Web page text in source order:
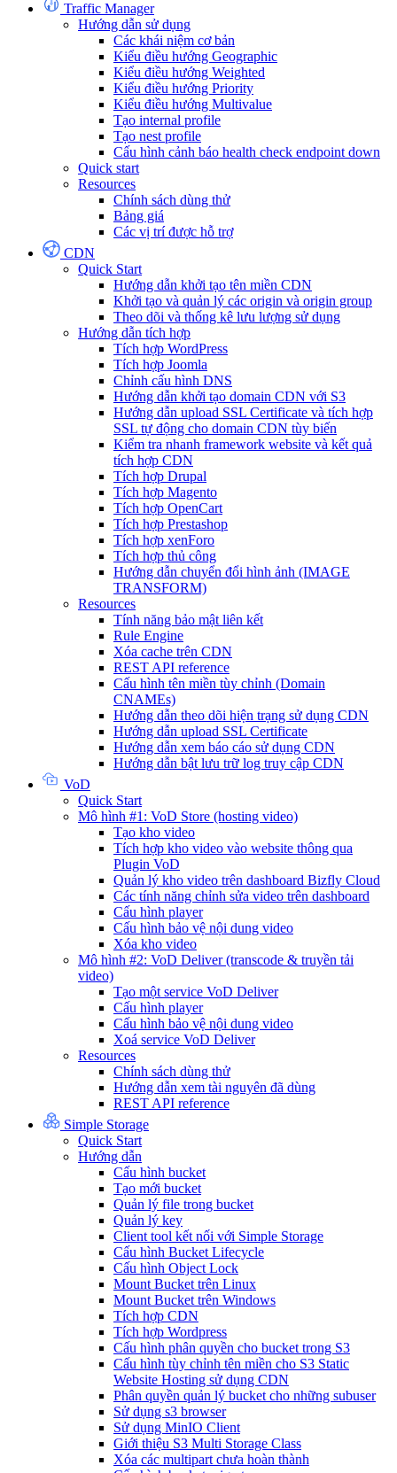
Traffic Manager
Hướng dẫn sử dụng
Các khái niệm cơ bản
Kiểu điều hướng Geographic
Kiểu điều hướng Weighted
Kiểu điều hướng Priority
Kiểu điều hướng Multivalue
Tạo internal profile
Tạo nest profile
Cấu hình cảnh báo health check endpoint down
Quick start
Resources
Chính sách dùng thử
Bảng giá
Các vị trí được hỗ trợ
CDN
Quick Start
Hướng dẫn khởi tạo tên miền CDN
Khởi tạo và quản lý các origin và origin group
Theo dõi và thống kê lưu lượng sử dụng
Hướng dẫn tích hợp
Tích hợp WordPress
Tích hợp Joomla
Chỉnh cấu hình DNS
Hướng dẫn khởi tạo domain CDN với S3
Hướng dẫn upload SSL Certificate và tích hợp
SSL tự động cho domain CDN tùy biến
Kiểm tra nhanh framework website và kết quả
tích hợp CDN
Tích hợp Drupal
Tích hợp Magento
Tích hợp OpenCart
Tích hợp Prestashop
Tích hợp xenForo
Tích hợp thủ công
Hướng dẫn chuyển đổi hình ảnh (IMAGE
TRANSFORM)
Resources
Tính năng bảo mật liên kết
Rule Engine
Xóa cache trên CDN
REST API reference
Cấu hình tên miền tùy chỉnh (Domain
CNAMEs)
Hướng dẫn theo dõi hiện trạng sử dụng CDN
Hướng dẫn upload SSL Certificate
Hướng dẫn xem báo cáo sử dụng CDN
Hướng dẫn bật lưu trữ log truy cập CDN
VoD
Quick Start
Mô hình #1: VoD Store (hosting video)
Tạo kho video
Tích hợp kho video vào website thông qua
Plugin VoD
Quản lý kho video trên dashboard Bizfly Cloud
Các tính năng chỉnh sửa video trên dashboard
Cấu hình player
Cấu hình bảo vệ nội dung video
Xóa kho video
Mô hình #2: VoD Deliver (transcode & truyền tải
video)
Tạo một service VoD Deliver
Cấu hình player
Cấu hình bảo vệ nội dung video
Xoá service VoD Deliver
Resources
Chính sách dùng thử
Hướng dẫn xem tài nguyên đã dùng
REST API reference
Simple Storage
Quick Start
Hướng dẫn
Cấu hình bucket
Tạo mới bucket
Quản lý file trong bucket
Quản lý key
Client tool kết nối với Simple Storage
Cấu hình Bucket Lifecycle
Cấu hình Object Lock
Mount Bucket trên Linux
Mount Bucket trên Windows
Tích hợp CDN
Tích hợp Wordpress
Cấu hình phân quyền cho bucket trong S3
Cấu hình tùy chỉnh tên miền cho S3 Static
Website Hosting sử dụng CDN
Phân quyền quản lý bucket cho những subuser
Sử dụng s3 browser
Sử dụng MinIO Client
Giới thiệu S3 Multi Storage Class
Xóa các multipart chưa hoàn thành